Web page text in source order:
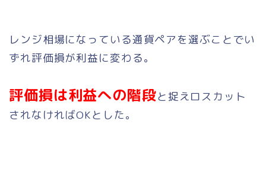
レンジ相場になっている通貨ペアを選ぶことでい
ずれ評価損が利益に変わる。
評価損は利益への階段と捉えロスカット
されなければOKとした。